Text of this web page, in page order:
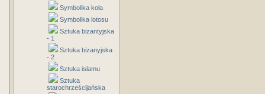
Symbolika koła
Symbolika lotosu
Sztuka bizantyjska
- 1
Sztuka bizanyjska
- 2
Sztuka islamu
Sztuka
starochrześcijańska